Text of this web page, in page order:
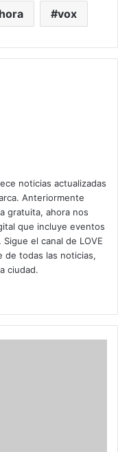
vox
noticias actualizadas
Anteriormente
gratuita, ahora nos
que incluye eventos
Sigue el canal de LOVE
todas las noticias,
ciudad.
ra
m